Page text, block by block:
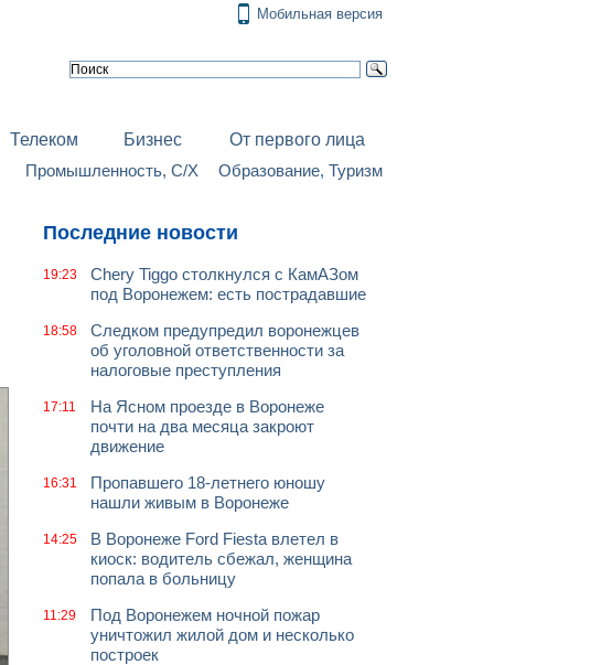
Мобильная версия
Телеком Бизнес
От первого лица
Промышленность, С/Х Образование, Туризм
Последние новости
19:23
Chery Tiggo столкнулся с КамАЗом
под Воронежем: есть пострадавшие
18:58
Следком предупредил воронежцев
об уголовной ответственности за
налоговые преступления
17:11
На Ясном проезде в Воронеже
почти на два месяца закроют
движение
16:31
Пропавшего 18-летнего юношу
нашли живым в Воронеже
14:25
В Воронеже Ford Fiesta влетел в
киоск: водитель сбежал, женщина
попала в больницу
11:29
Под Воронежем ночной пожар
уничтожил жилой дом и несколько
построек